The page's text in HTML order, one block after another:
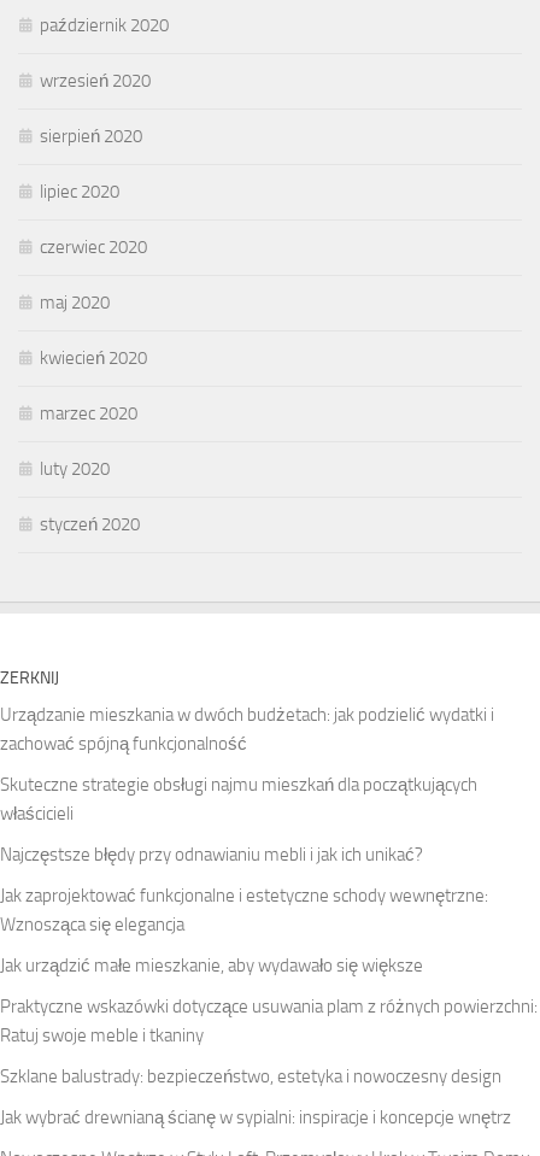
październik 2020
wrzesień 2020
sierpień 2020
lipiec 2020
czerwiec 2020
maj 2020
kwiecień 2020
marzec 2020
luty 2020
styczeń 2020
ZERKNIJ
Urządzanie mieszkania w dwóch budżetach: jak podzielić wydatki i
zachować spójną funkcjonalność
Skuteczne strategie obsługi najmu mieszkań dla początkujących
właścicieli
Najczęstsze błędy przy odnawianiu mebli i jak ich unikać?
Jak zaprojektować funkcjonalne i estetyczne schody wewnętrzne:
Wznosząca się elegancja
Jak urządzić małe mieszkanie, aby wydawało się większe
Praktyczne wskazówki dotyczące usuwania plam z różnych powierzchni:
Ratuj swoje meble i tkaniny
Szklane balustrady: bezpieczeństwo, estetyka i nowoczesny design
Jak wybrać drewnianą ścianę w sypialni: inspiracje i koncepcje wnętrz